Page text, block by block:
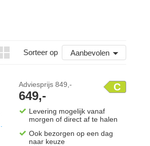
Sorteer op Aanbevolen
C
Adviesprijs 849,-
649,-
Levering mogelijk vanaf
morgen of direct af te halen
Ook bezorgen op een dag
naar keuze